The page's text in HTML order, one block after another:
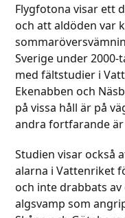
Flygfotona visar ett
och att aldöden var
Sverige under
med fältstudier i
Ekenabben och
på vissa håll är på
andra fortfarande
Studien visar också
alarna i Vattenriket
och inte drabbats av
algsvamp som